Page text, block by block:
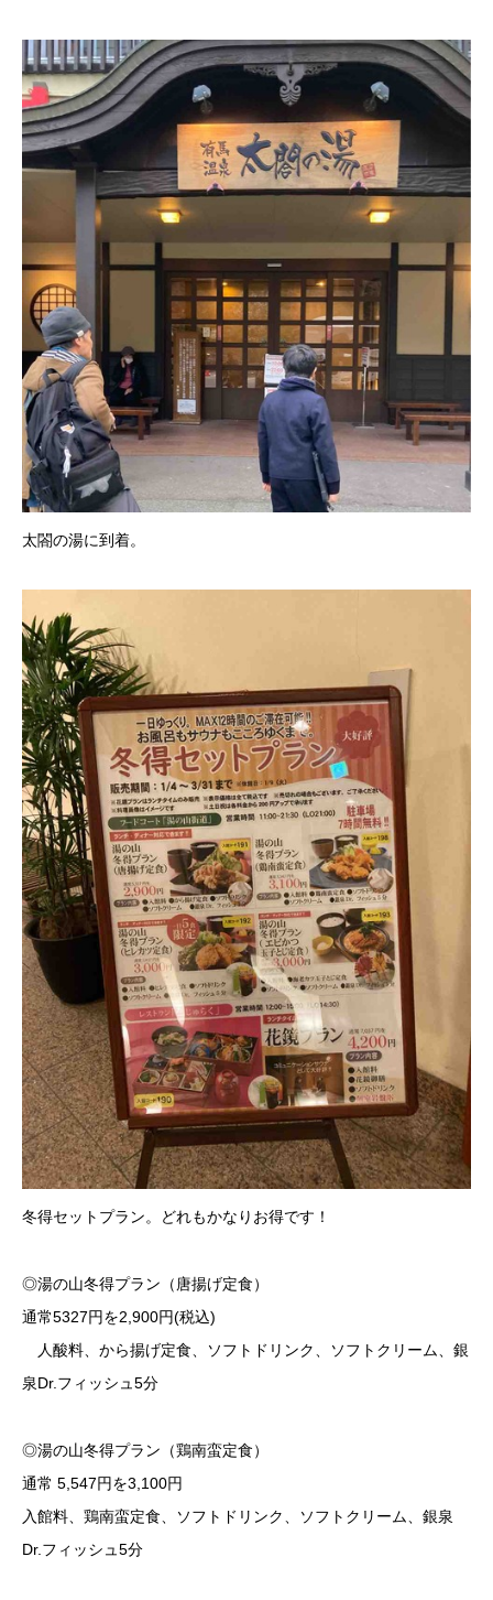
太閤の湯に到着。
冬得セットプラン。どれもかなりお得です！
◎湯の山冬得プラン（唐揚げ定食）
通常5327円を2,900円(税込)
人酸料、から揚げ定食、ソフトドリンク、ソフトクリーム、銀
泉Dr.フィッシュ5分
◎湯の山冬得プラン（鶏南蛮定食）
通常 5,547円を3,100円
入館料、鶏南蛮定食、ソフトドリンク、ソフトクリーム、銀泉
Dr.フィッシュ5分